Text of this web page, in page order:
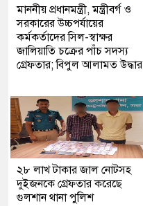
মাননীয় প্রধানমন্ত্রী, মন্ত্রীবর্গ ও
সরকারের উচ্চপর্যায়ের
কর্মকর্তাদের সিল-স্বাক্ষর
জালিয়াতি চক্রের পাঁচ সদস্য
গ্রেফতার; বিপুল আলামত উদ্ধার
২৮ লাখ টাকার জাল নোটসহ
দুইজনকে গ্রেফতার করেছে
গুলশান থানা পুলিশ